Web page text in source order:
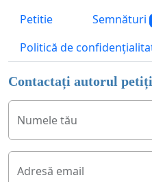
Petitie Semnături
Politică de
Contactați autorul
Numele tău
Adresă email